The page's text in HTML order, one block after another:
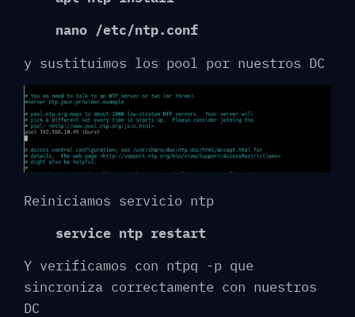
nano /etc/ntp.conf
y sustituimos los pool por nuestros DC
Reiniciamos servicio ntp
service ntp restart
Y verificamos con ntpq -p que
sincroniza correctamente con nuestros
DC